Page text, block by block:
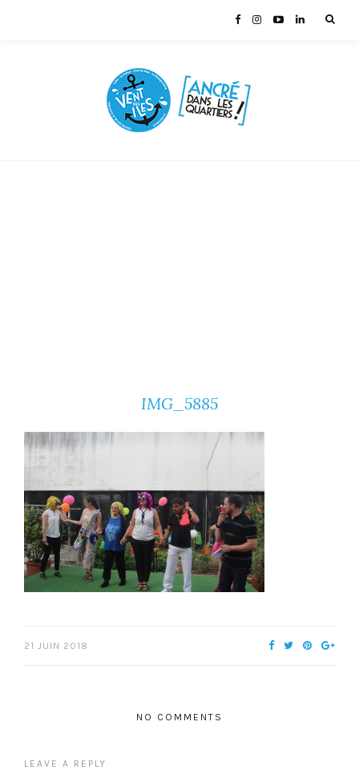
IMG_5885
21 JUIN 2018
NO COMMENTS
LEAVE A REPLY